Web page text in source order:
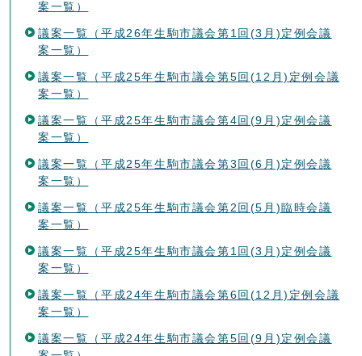
案一覧）
議案一覧（平成26年生駒市議会第1回(3月)定例会議
案一覧）
議案一覧（平成25年生駒市議会第5回(12月)定例会議
案一覧）
議案一覧（平成25年生駒市議会第4回(9月)定例会議
案一覧）
議案一覧（平成25年生駒市議会第3回(6月)定例会議
案一覧）
議案一覧（平成25年生駒市議会第2回(5月)臨時会議
案一覧）
議案一覧（平成25年生駒市議会第1回(3月)定例会議
案一覧）
議案一覧（平成24年生駒市議会第6回(12月)定例会議
案一覧）
議案一覧（平成24年生駒市議会第5回(9月)定例会議